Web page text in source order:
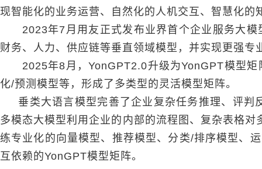
现智能化的业务运营、自然化的人机交互、智慧化
2023年7月用友正式发布业界首个企业服务大模
财务、人力、供应链等垂直领域模型，并实现更强专
2025年8月，YonGPT2.0升级为YonGPT模型矩
化/预测模型等，形成了多类型的灵活模型矩阵。
垂类大语言模型完善了企业复杂任务推理、评判
多模态大模型利用企业的内部的流程图、复杂表格
练专业化的向量模型、推荐模型、分类/排序模型、
互依赖的YonGPT模型矩阵。